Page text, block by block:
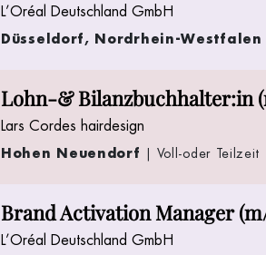
L’Oréal Deutschland GmbH
Düsseldorf, Nordrhein-Westfalen
Lohn-& Bilanzbuchhalter:in
Lars Cordes hairdesign
Hohen Neuendorf | Voll-oder Teilzeit
Brand Activation Manager
L’Oréal Deutschland GmbH